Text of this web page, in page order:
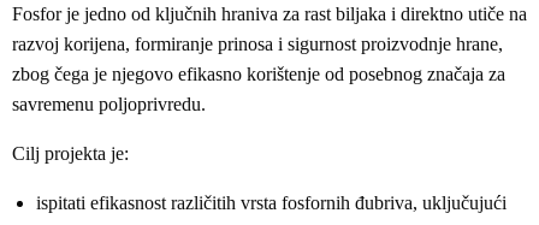
Fosfor je jedno od ključnih hraniva za rast biljaka i direktno utiče na
razvoj korijena, formiranje prinosa i sigurnost proizvodnje hrane,
zbog čega je njegovo efikasno korištenje od posebnog značaja za
savremenu poljoprivredu.
Cilj projekta je:
ispitati efikasnost različitih vrsta fosfornih đubriva, uključujući